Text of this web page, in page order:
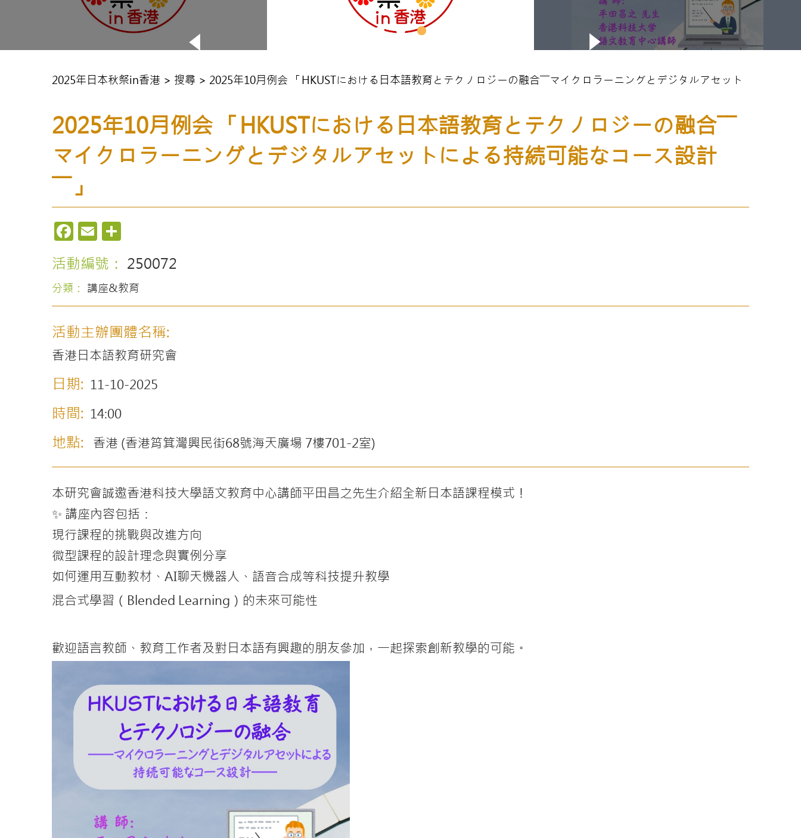
3
2025年日本秋祭in香港 > 搜尋 > 2025年10月例会 「HKUSTにおける日本語教育とテクノロジーの融合――マイクロラーニングとデジタルアセット
による持続可能なコース設計――」
2025年10月例会 「HKUSTにおける日本語教育とテクノロジーの融合――
マイクロラーニングとデジタルアセットによる持続可能なコース設計
――」
活動編號： 250072
分類： 講座&教育
活動主辦團體名稱:
香港日本語教育研究會
日期: 11-10-2025
時間: 14:00
地點: 香港 (香港筲箕灣興民街68號海天廣場 7樓701-2室)
本研究會誠邀香港科技大學語文教育中心講師平田昌之先生介紹全新日本語課程模式！
✨ 講座內容包括：
現行課程的挑戰與改進方向
微型課程的設計理念與實例分享
如何運用互動教材、AI聊天機器人、語音合成等科技提升教學
混合式學習（Blended Learning）的未來可能性
歡迎語言教師、教育工作者及對日本語有興趣的朋友參加，一起探索創新教學的可能。